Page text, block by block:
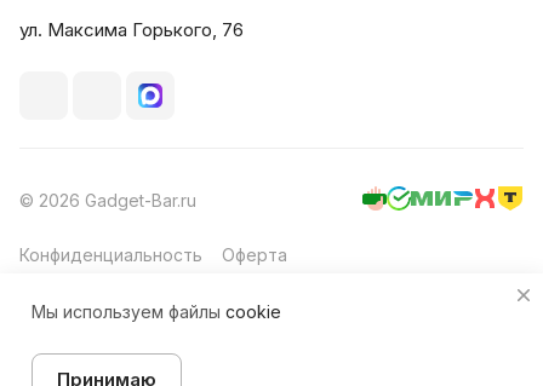
ул. Максима Горького, 76
© 2026 Gadget-Bar.ru
Конфиденциальность Оферта
Мы используем файлы cookie
Принимаю